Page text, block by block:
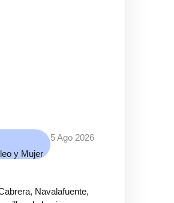
y Mujer
5 Ago 2026
Navalafuente,